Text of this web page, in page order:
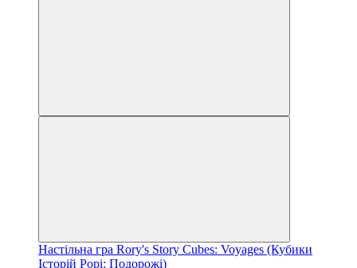
Настільна гра Rory's Story Cubes: Voyages (Кубики
Історій Рорі: Подорожі)